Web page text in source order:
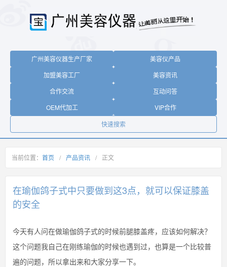
广州美容仪器生产厂家
美容仪产品
加盟美容工厂
美容资讯
合作交流
互动问答
OEM代加工
VIP合作
快速搜索
当前位置： 首页 / 产品资讯 / 正文
在瑜伽鸽子式中只要做到这3点，就可以保证膝盖
的安全
今天有人问在做瑜伽鸽子式的时候前腿膝盖疼，应该如何解决？
这个问题我自己在刚练瑜伽的时候也遇到过，也算是一个比较普
遍的问题，所以拿出来和大家分享一下。